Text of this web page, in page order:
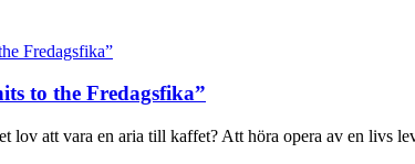
to the Fredagsfika”
lov att vara en aria till kaffet? Att höra opera av en livs